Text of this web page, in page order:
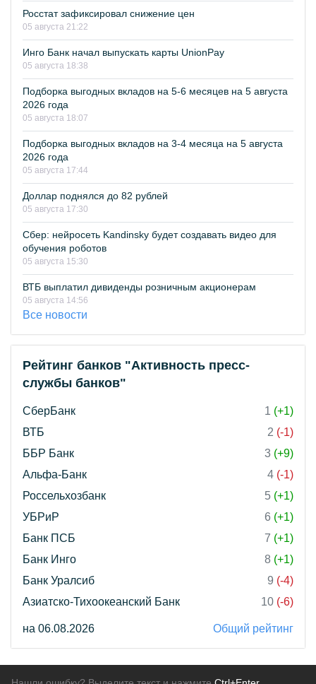
Росстат зафиксировал снижение цен
05 августа 21:22
Инго Банк начал выпускать карты UnionPay
05 августа 18:38
Подборка выгодных вкладов на 5-6 месяцев на 5 августа
2026 года
05 августа 18:07
Подборка выгодных вкладов на 3-4 месяца на 5 августа
2026 года
05 августа 17:44
Доллар поднялся до 82 рублей
05 августа 17:30
Сбер: нейросеть Kandinsky будет создавать видео для
обучения роботов
05 августа 15:30
ВТБ выплатил дивиденды розничным акционерам
05 августа 14:56
Все новости
Рейтинг банков "Активность пресс-
службы банков"
СберБанк 1 (+1)
ВТБ
2 (-1)
ББР Банк
3 (+9)
Альфа-Банк
4 (-1)
Россельхозбанк
5 (+1)
УБРиР
6 (+1)
Банк ПСБ
7 (+1)
Банк Инго
8 (+1)
Банк Уралсиб
9 (-4)
Азиатско-Тихоокеанский Банк
10 (-6)
на 06.08.2026 Общий рейтинг